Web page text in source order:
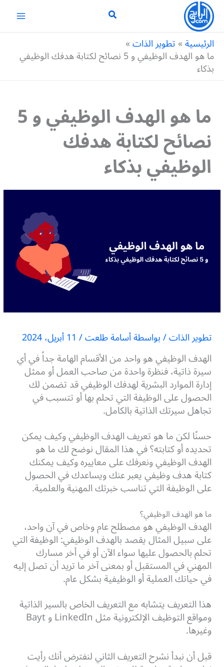
تخطي
المحتوى
الرئيسية تطوير الذات
ما هو الهدف الوظيفي و 5 نصائح لكتابة هدفك الوظيفي
بذكاء
ما هو الهدف الوظيفي و 5
نصائح لكتابة هدفك
الوظيفي بذكاء
تطوير الذات/ بواسطةأسامة طلعت/ 11 أبريل، 2024
الهدف الوظيفي هو واحد من الأقسام الهامة جداً في أي
سيرة ذاتية، فنظرة واحدة من صاحب العمل أو ممثل
إدارة الموارد البشرية لهدفك الوظيفي قد تضمن لك
الحصول على الوظيفة التي تحلم بها أو تتسبب في
تجاهل سيرتك الذاتية بالكامل.
حسنًا لكن ما هو تعريف الهدف الوظيفي وكيف يمكن
تحديده أو كتابته؟ في هذا المقال نوضح لك ما هو
الهدف الوظيفي ونعرفك على معاييره وكيف يمكنك
كتابة هدف وظيفي يعبر عنك ويساعدك في الحصول
على الوظيفة التي تناسب خبرتك المهنية والعلمية.
ما هو الهدف الوظيفي؟
الهدف الوظيفي هو مصطلح عام وخاص في آن واحد،
على سبيل المثال يقصد بالهدف الوظيفي: الوظيفة التي
تحلم بالحصول عليها سواء الآن أو في أخر مسارك
المهني في المستقبل أو بمعنى آخر ما تريد أن تصل إليه
في حياتك العملية أو الوظيفية بشكل عام.
هذا التعريف يتشابه مع التعريف الخاص بالسير الذاتية
ومواقع التوظيف الإلكترونية مثل LinkedIn و Bayt
وغيرها.
قبل أن نبدأ نشرح التعريف الثاني لنفترض أنك رأيت